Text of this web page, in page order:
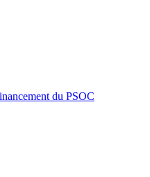
du PSOC